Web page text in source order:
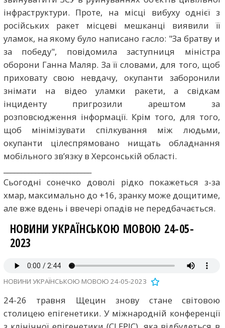
інфраструктури. Проте, на місці вибуху однієї з
російських ракет місцеві мешканці виявили її
уламок, на якому було написано гасло: "За братву и
за победу", повідомила заступниця міністра
оборони Ганна Маляр. За її словами, для того, щоб
приховату свою невдачу, окупанти заборонили
знімати на відео уламки ракети, а свідкам
інциденту пригрозили арештом за
розповсюдження інформації. Крім того, для того,
щоб мінімізувати спілкування між людьми,
окупанти цілеспрямовано нищать обладнання
мобільного зв’язку в Херсонській області.
Сьогодні сонечко доволі рідко покажеться з-за
хмар, максимально до +16, зранку може дощитиме,
але вже вдень і ввечері опадів не передбачається.
НОВИНИ УКРАЇНСЬКОЮ МОВОЮ 24-05-
2023
НОВИНИ УКРАЇНСЬКОЮ МОВОЮ 24-05-2023
24-26 травня Щецин знову стане світовою
столицею епігенетики. У міжнародній конференції